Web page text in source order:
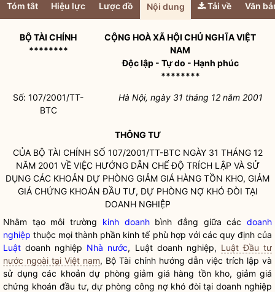
Tóm tắt Hiệu lực Lược đồ Nội dung Tải về Văn
BỘ TÀI CHÍNH
********
CỘNG HOÀ XÃ HỘI CHỦ NGHĨA VIỆT
NAM
Độc lập - Tự do - Hạnh phúc
********
Số: 107/2001/TT-
BTC
Hà Nội, ngày 31 tháng 12 năm 2001
THÔNG TƯ
CỦA BỘ TÀI CHÍNH SỐ 107/2001/TT-BTC NGÀY 31 THÁNG 12
NĂM 2001 VỀ VIỆC HƯỚNG DẪN CHẾ ĐỘ TRÍCH LẬP VÀ SỬ
DỤNG CÁC KHOẢN DỰ PHÒNG GIẢM GIÁ HÀNG TỒN KHO, GIẢM
GIÁ CHỨNG KHOÁN ĐẦU TƯ, DỰ PHÒNG NỢ KHÓ ĐÒI TẠI
DOANH NGHIỆP
Nhằm tạo môi trường kinh doanhbình đẳng giữa cácdoanh
nghiệp thuộc mọi thành phần kinh tế phù hợp với các quy định của
Luật doanh nghiệp Nhà nước, Luật doanh nghiệp, Luật Đầu tư
nước ngoài tại Việt nam, Bộ Tài chính hướng dẫn việc trích lập và
sử dụng các khoản dự phòng giảm giá hàng tồn kho, giảm giá
chứng khoán đầu tư, dự phòng công nợ khó đòi tạidoanh nghiệp